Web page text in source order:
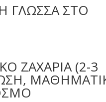
ΓΛΩΣΣΑ ΣΤΟ
ΖΑΧΑΡΙΑ (2-3